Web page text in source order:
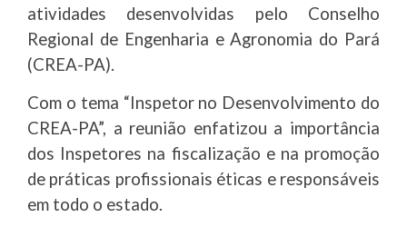
atividades desenvolvidas pelo Conselho
Regional de Engenharia e Agronomia do Pará
(CREA-PA).
Com o tema “Inspetor no Desenvolvimento do
CREA-PA”, a reunião enfatizou a importância
dos Inspetores na fiscalização e na promoção
de práticas profissionais éticas e responsáveis
em todo o estado.